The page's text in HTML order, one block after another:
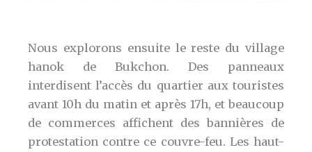
Nous explorons ensuite le reste du village
hanok de Bukchon. Des panneaux
interdisent l’accès du quartier aux touristes
avant 10h du matin et après 17h, et beaucoup
de commerces affichent des bannières de
protestation contre ce couvre-feu. Les haut-